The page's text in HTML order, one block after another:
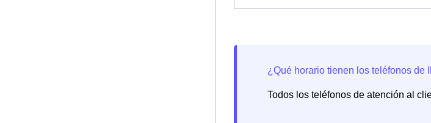
Todos los teléfonos de atención al